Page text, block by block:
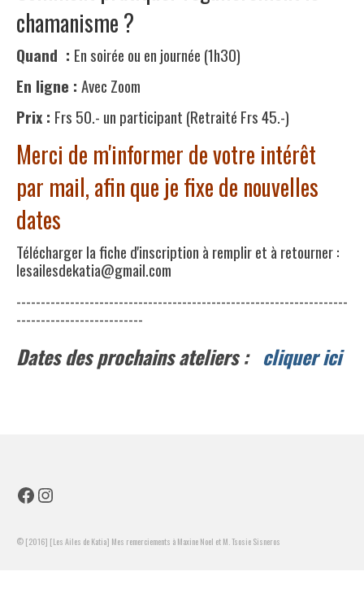
chamanisme ?
Quand : En soirée ou en journée (1h30)
En ligne : Avec Zoom
Prix : Frs 50.- un participant (Retraité Frs 45.-)
Merci de m'informer de votre intérêt
par mail, afin que je fixe de nouvelles
dates
Télécharger la fiche d'inscription à remplir et à retourner :
lesailesdekatia@gmail.com
--------------------------------------------------------------------
--------------------------
Dates des prochains ateliers : cliquer ici
Facebook
Instagram
© [2016] [Les Ailes de Katia] Mes remerciements à Maxine Noel et M. Tsosie Sisneros